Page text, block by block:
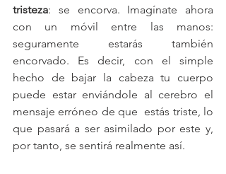
tristeza: se encorva. Imagínate ahora
con un móvil entre las manos:
seguramente estarás también
encorvado. Es decir, con el simple
hecho de bajar la cabeza tu cuerpo
puede estar enviándole al cerebro el
mensaje erróneo de que  estás triste, lo
que pasará a ser asimilado por este y,
por tanto, se sentirá realmente así.